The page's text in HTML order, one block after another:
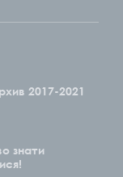
2017-2021
знати